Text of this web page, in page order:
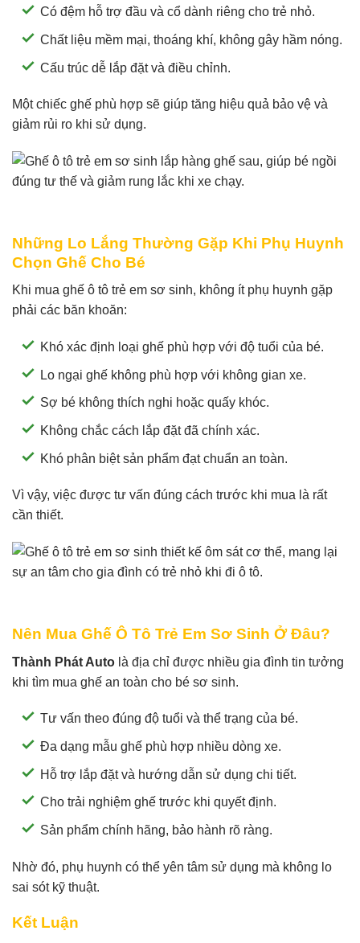
Có đệm hỗ trợ đầu và cổ dành riêng cho trẻ nhỏ.
Chất liệu mềm mại, thoáng khí, không gây hầm nóng.
Cấu trúc dễ lắp đặt và điều chỉnh.
Một chiếc ghế phù hợp sẽ giúp tăng hiệu quả bảo vệ và
giảm rủi ro khi sử dụng.
Những Lo Lắng Thường Gặp Khi Phụ Huynh
Chọn Ghế Cho Bé
Khi mua ghế ô tô trẻ em sơ sinh, không ít phụ huynh gặp
phải các băn khoăn:
Khó xác định loại ghế phù hợp với độ tuổi của bé.
Lo ngại ghế không phù hợp với không gian xe.
Sợ bé không thích nghi hoặc quấy khóc.
Không chắc cách lắp đặt đã chính xác.
Khó phân biệt sản phẩm đạt chuẩn an toàn.
Vì vậy, việc được tư vấn đúng cách trước khi mua là rất
cần thiết.
Nên Mua Ghế Ô Tô Trẻ Em Sơ Sinh Ở Đâu?
Thành Phát Auto là địa chỉ được nhiều gia đình tin tưởng
khi tìm mua ghế an toàn cho bé sơ sinh.
Tư vấn theo đúng độ tuổi và thể trạng của bé.
Đa dạng mẫu ghế phù hợp nhiều dòng xe.
Hỗ trợ lắp đặt và hướng dẫn sử dụng chi tiết.
Cho trải nghiệm ghế trước khi quyết định.
Sản phẩm chính hãng, bảo hành rõ ràng.
Nhờ đó, phụ huynh có thể yên tâm sử dụng mà không lo
sai sót kỹ thuật.
Kết Luận